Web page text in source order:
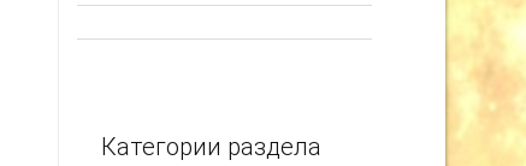
Категории раздела